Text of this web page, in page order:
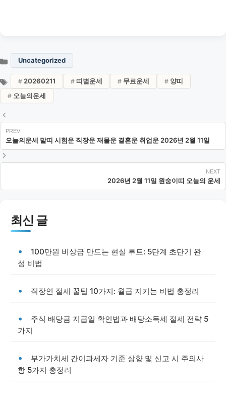
Uncategorized
20260211 띠별운세 무료운세
양띠
오늘의운세
오늘의운세 말띠 시험운 직장운 재물운 결혼운 취업운 2026년 2월 11일
2026년 2월 11일 원숭이띠 오늘의 운세
최신 글
100만원 비상금 만드는 현실 루트: 5단계 초단기 완
성 비법
직장인 절세 꿀팁 10가지: 월급 지키는 비법 총정리
주식 배당금 지급일 확인법과 배당소득세 절세 전략 5
가지
부가가치세 간이과세자 기준 상향 및 신고 시 주의사
항 5가지 총정리